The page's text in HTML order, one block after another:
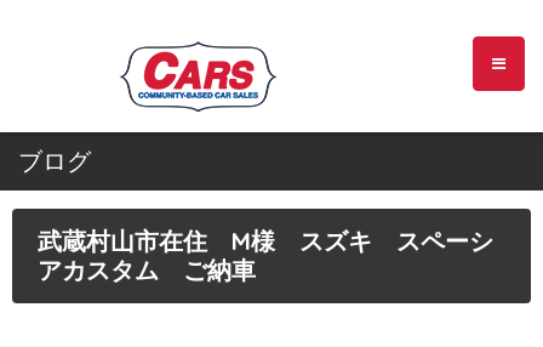
ブログ
武蔵村山市在住 M様 スズキ スペーシ
アカスタム ご納車